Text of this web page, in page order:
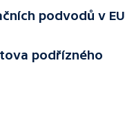
podvodů v EU
podřízného